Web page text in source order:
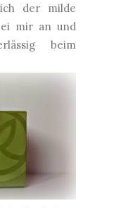
der milde
mir an und
beim